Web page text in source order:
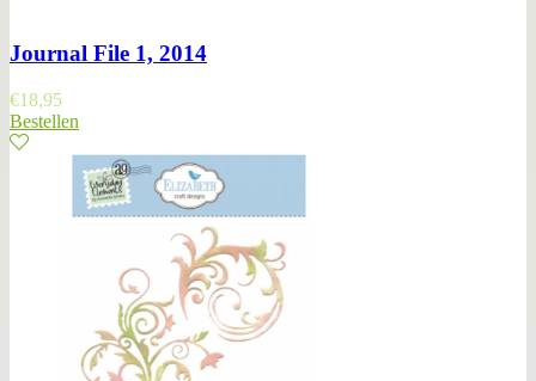
Journal File 1, 2014
€18,95
Bestellen